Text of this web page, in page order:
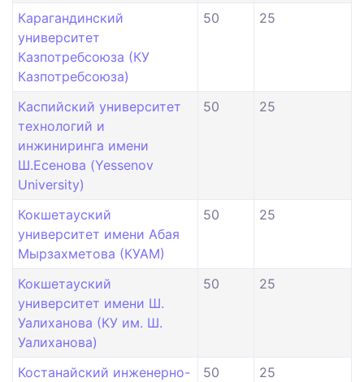
Карагандинский
университет
Казпотребсоюза (КУ
Казпотребсоюза)
50 25
Каспийский университет
технологий и
инжиниринга имени
Ш.Есенова (Yessenov
University)
50 25
Кокшетауский
университет имени Абая
Мырзахметова (КУАМ)
50 25
Кокшетауский
университет имени Ш.
Уалиханова (КУ им. Ш.
Уалиханова)
50 25
Костанайский инженерно-
50 25